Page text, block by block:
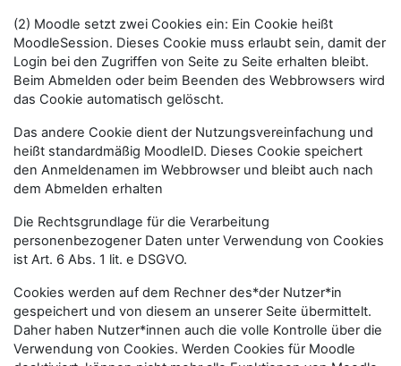
(2) Moodle setzt zwei Cookies ein: Ein Cookie heißt
MoodleSession. Dieses Cookie muss erlaubt sein, damit der
Login bei den Zugriffen von Seite zu Seite erhalten bleibt.
Beim Abmelden oder beim Beenden des Webbrowsers wird
das Cookie automatisch gelöscht.
Das andere Cookie dient der Nutzungsvereinfachung und
heißt standardmäßig MoodleID. Dieses Cookie speichert
den Anmeldenamen im Webbrowser und bleibt auch nach
dem Abmelden erhalten
Die Rechtsgrundlage für die Verarbeitung
personenbezogener Daten unter Verwendung von Cookies
ist Art. 6 Abs. 1 lit. e DSGVO.
Cookies werden auf dem Rechner des*der Nutzer*in
gespeichert und von diesem an unserer Seite übermittelt.
Daher haben Nutzer*innen auch die volle Kontrolle über die
Verwendung von Cookies. Werden Cookies für Moodle